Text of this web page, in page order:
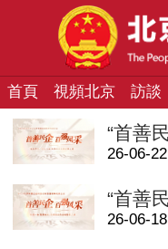
首頁 視頻北京 訪談
26-06-22
26-06-18